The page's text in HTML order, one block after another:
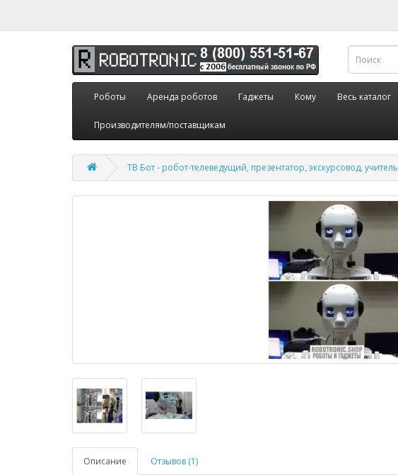
Роботы Аренда роботов Гаджеты Кому Весь каталог
Производителям/поставщикам
ТВ Бот - робот-телеведущий, презентатор, экскурсовод, учитель
Описание Отзывов (1)